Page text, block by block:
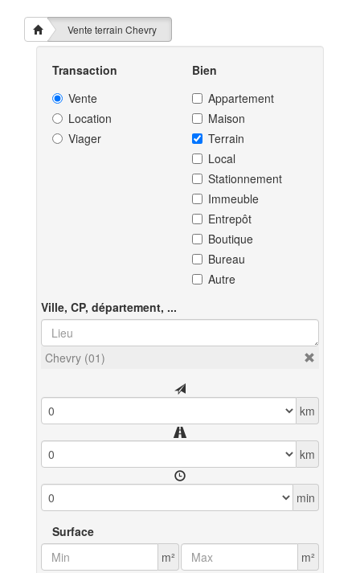
Vente terrain Chevry
Transaction
Vente
Location
Viager
Bien
Appartement
Maison
Terrain
Local
Stationnement
Immeuble
Entrepôt
Boutique
Bureau
Autre
Ville, CP, département, ...
Chevry (01)
km
km
min
Surface
m²
m²